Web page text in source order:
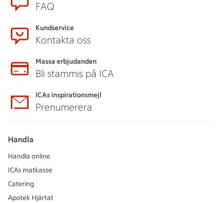
FAQ
Kundservice
Kontakta oss
Massa erbjudanden
Bli stammis på ICA
ICAs inspirationsmejl
Prenumerera
Handla
Handla online
ICAs matkasse
Catering
Apotek Hjärtat